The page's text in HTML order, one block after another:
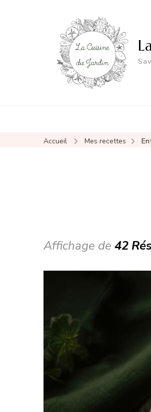
Accueil Mes recettes
Affichage de 42